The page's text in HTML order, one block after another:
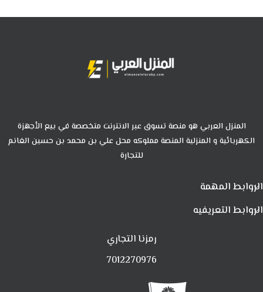
المنزل العربي هو منصة تسوق عبر الانترنت متخصصة في بيع الأجهزة
الكهربائية و المنزلية المنصة مملوكه محل علي بن محمد بن حسين الغانم
للتجارة
الروابط المهمة
الروابط التعريفيه
رمزنا التجاري
7012270976